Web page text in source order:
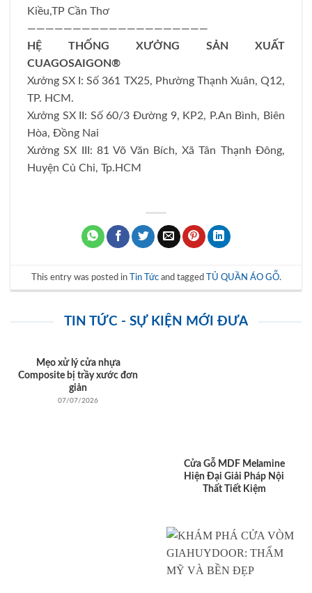
Kiều,TP Cần Thơ
————————————————————
HỆ THỐNG XƯỞNG SẢN XUẤT
CUAGOSAIGON®
Xưởng SX I: Số 361 TX25, Phường Thạnh Xuân, Q12,
TP. HCM.
Xưởng SX II: Số 60/3 Đường 9, KP2, P.An Bình, Biên
Hòa, Đồng Nai
Xưởng SX III: 81 Võ Văn Bích, Xã Tân Thạnh Đông,
Huyện Củ Chi, Tp.HCM
This entry was posted in Tin Tứcand tagged TỦ QUẦN ÁO GỖ.
TIN TỨC - SỰ KIỆN MỚI ĐƯA
Mẹo xử lý cửa nhựa
Composite bị trầy xước đơn
giản
07/07/2026
Cửa Gỗ MDF Melamine
Hiện Đại Giải Pháp Nội
Thất Tiết Kiệm